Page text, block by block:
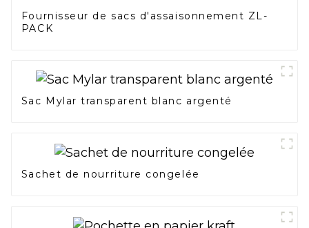
Fournisseur de sacs d'assaisonnement ZL-
PACK
Sac Mylar transparent blanc argenté
Sachet de nourriture congelée